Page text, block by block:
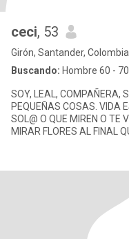
ceci, 53
Girón, Santander, Colombia
Buscando: Hombre 60 - 70
SOY, LEAL, COMPAÑERA,
PEQUEÑAS COSAS. VIDA
SOL@ O QUE MIREN O TE VEAN CERRAR LOS OJOS. ☺️DE TANTO
MIRAR FLORES AL FINAL